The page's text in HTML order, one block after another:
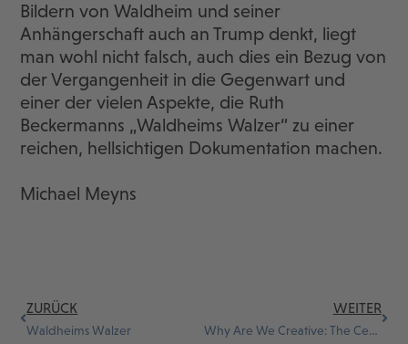
Bildern von Waldheim und seiner
Anhängerschaft auch an Trump denkt, liegt
man wohl nicht falsch, auch dies ein Bezug von
der Vergangenheit in die Gegenwart und
einer der vielen Aspekte, die Ruth
Beckermanns „Waldheims Walzer“ zu einer
reichen, hellsichtigen Dokumentation machen.
Michael Meyns
ZURÜCK
Waldheims Walzer
WEITER
Why Are We Creative: The Centipede’s Dilemma